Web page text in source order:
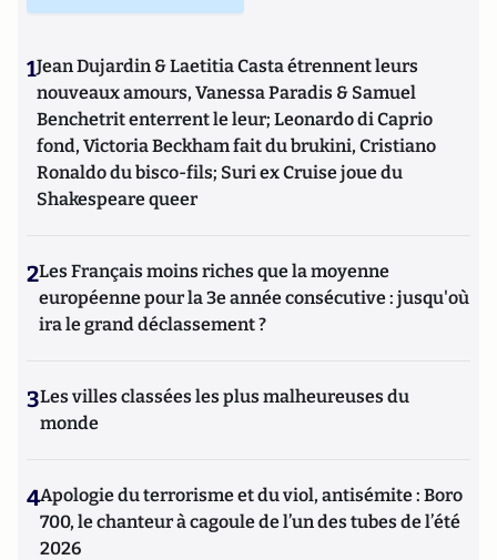
1Jean Dujardin & Laetitia Casta étrennent leurs
nouveaux amours, Vanessa Paradis & Samuel
Benchetrit enterrent le leur; Leonardo di Caprio
fond, Victoria Beckham fait du brukini, Cristiano
Ronaldo du bisco-fils; Suri ex Cruise joue du
Shakespeare queer
2Les Français moins riches que la moyenne
européenne pour la 3e année consécutive : jusqu'où
ira le grand déclassement ?
3Les villes classées les plus malheureuses du
monde
4Apologie du terrorisme et du viol, antisémite : Boro
700, le chanteur à cagoule de l’un des tubes de l’été
2026